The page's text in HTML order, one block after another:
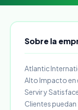
Sobre la
Atlantic
Alto Impacto en
Servir y
Clientes